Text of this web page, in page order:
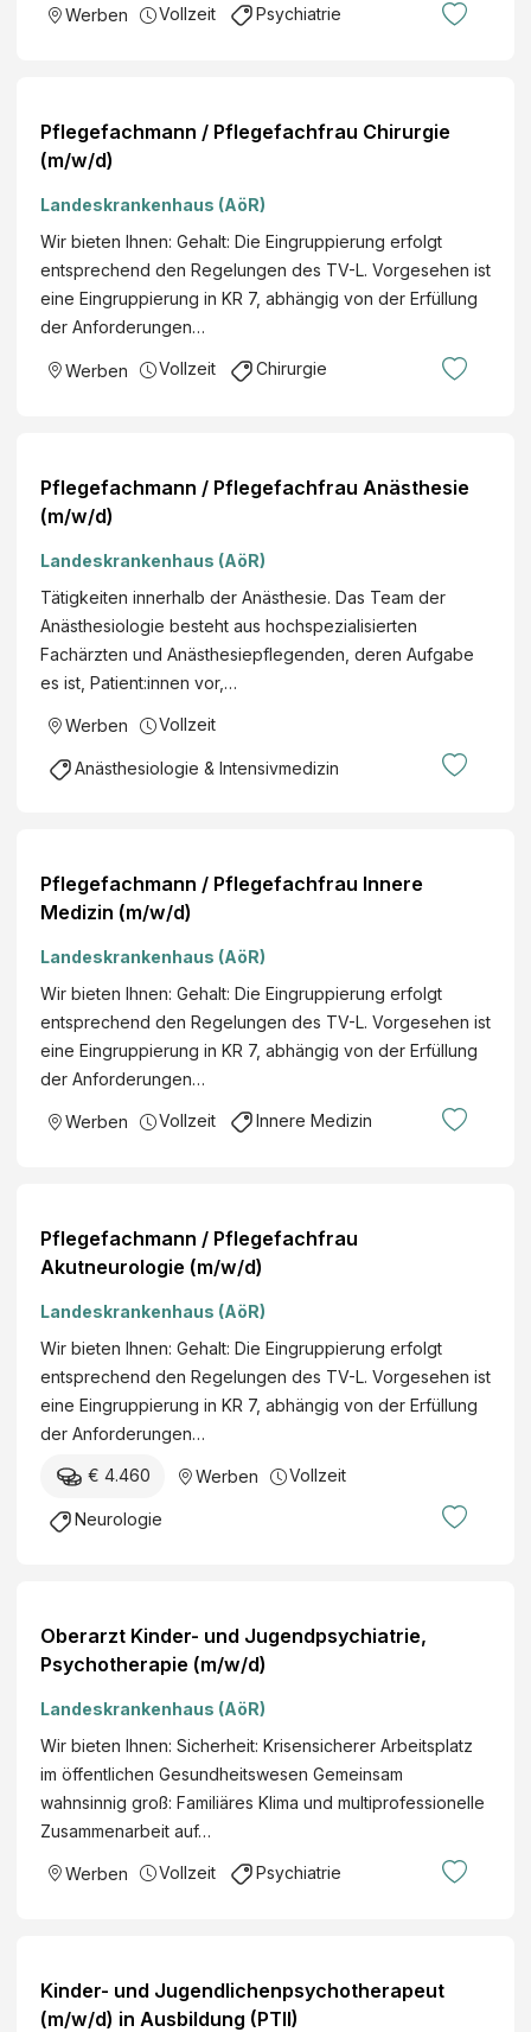
Werben Vollzeit Psychiatrie
Pflegefachmann / Pflegefachfrau Chirurgie
(m/w/d)
Landeskrankenhaus (AöR)
Wir bieten Ihnen: Gehalt: Die Eingruppierung erfolgt
entsprechend den Regelungen des TV-L. Vorgesehen ist
eine Eingruppierung in KR 7, abhängig von der Erfüllung
der Anforderungen…
Werben Vollzeit Chirurgie
Pflegefachmann / Pflegefachfrau Anästhesie
(m/w/d)
Landeskrankenhaus (AöR)
Tätigkeiten innerhalb der Anästhesie. Das Team der
Anästhesiologie besteht aus hochspezialisierten
Fachärzten und Anästhesiepflegenden, deren Aufgabe
es ist, Patient:innen vor,…
Werben Vollzeit
Anästhesiologie & Intensivmedizin
Pflegefachmann / Pflegefachfrau Innere
Medizin (m/w/d)
Landeskrankenhaus (AöR)
Wir bieten Ihnen: Gehalt: Die Eingruppierung erfolgt
entsprechend den Regelungen des TV-L. Vorgesehen ist
eine Eingruppierung in KR 7, abhängig von der Erfüllung
der Anforderungen…
Werben Vollzeit Innere Medizin
Pflegefachmann / Pflegefachfrau
Akutneurologie (m/w/d)
Landeskrankenhaus (AöR)
Wir bieten Ihnen: Gehalt: Die Eingruppierung erfolgt
entsprechend den Regelungen des TV-L. Vorgesehen ist
eine Eingruppierung in KR 7, abhängig von der Erfüllung
der Anforderungen…
€ 4.460 Werben Vollzeit
Neurologie
Oberarzt Kinder- und Jugendpsychiatrie,
Psychotherapie (m/w/d)
Landeskrankenhaus (AöR)
Wir bieten Ihnen: Sicherheit: Krisensicherer Arbeitsplatz
im öffentlichen Gesundheitswesen Gemeinsam
wahnsinnig groß: Familiäres Klima und multiprofessionelle
Zusammenarbeit auf…
Werben Vollzeit Psychiatrie
Kinder- und Jugendlichenpsychotherapeut
(m/w/d) in Ausbildung (PTII)